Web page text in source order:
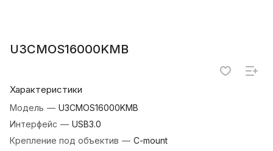
U3CMOS16000KMB
Характеристики
Модель — U3CMOS16000KMB
Интерфейс — USB3.0
Крепление под объектив — C-mount